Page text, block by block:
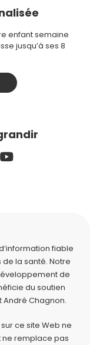
enfant semaine
jusqu’à ses 8
fiable
la santé. Notre
de
du soutien
André Chagnon.
ce site Web ne
ne remplace pas